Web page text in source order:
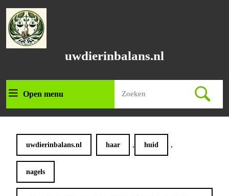
naar
inhoud
uwdierinbalans.nl
Open menuOpen
menu
naar:
uwdierinbalans.nl haar , huid ,
nagels